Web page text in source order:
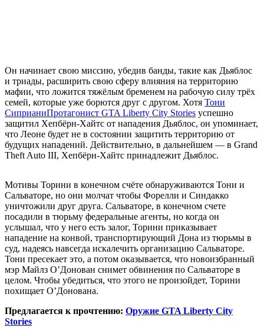
Он начинает свою миссию, убедив банды, такие как Дьяблос
и триады, расширить свою сферу влияния на территорию
мафии, что ложится тяжёлым бременем на рабочую силу трёх
семей, которые уже борются друг с другом. Хотя Тони
СиприаниПротагонист GTA Liberty City Stories успешно
защитил Хепбёрн-Хайтс от нападения Дьяблос, он упоминает,
что Леоне будет не в состоянии защитить территорию от
будущих нападений. Действительно, в дальнейшем — в Grand
Theft Auto III, Хепбёрн-Хайтс принадлежит Дьяблос.
Мотивы Торини в конечном счёте обнаруживаются Тони и
Сальваторе, но они молчат чтобы Форелли и Синдакко
уничтожили друг друга. Сальваторе, в конечном счете
посадили в тюрьму федеральные агенты, но когда он
услышал, что у него есть залог, Торини приказывает
нападение на конвой, транспортирующий Дона из тюрьмы в
суд, надеясь навсегда искалечить организацию Сальваторе.
Тони пресекает это, а потом оказывается, что новоизбранный
мэр Майлз О’Донован снимет обвинения по Сальваторе в
целом. Чтобы убедиться, что этого не произойдет, Торини
похищает О’Донована.
Предлагается к прочтению: Оружие GTA Liberty City
Stories